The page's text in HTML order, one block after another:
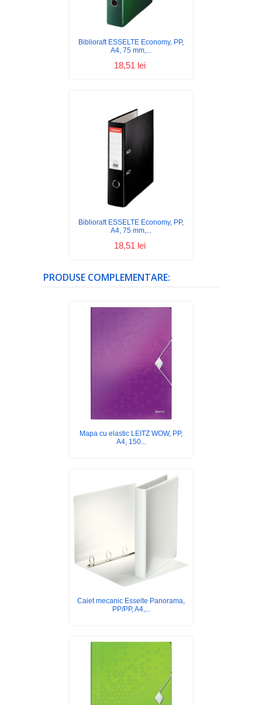
Biblioraft ESSELTE Economy, PP,
A4, 75 mm,...
18,51 lei
Biblioraft ESSELTE Economy, PP,
A4, 75 mm,...
18,51 lei
PRODUSE COMPLEMENTARE:
Mapa cu elastic LEITZ WOW, PP,
A4, 150...
Caiet mecanic Esselte Panorama,
PP/PP, A4,...